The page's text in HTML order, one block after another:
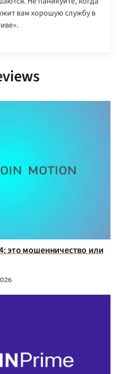
вам хорошую службу в
это мошенничество или